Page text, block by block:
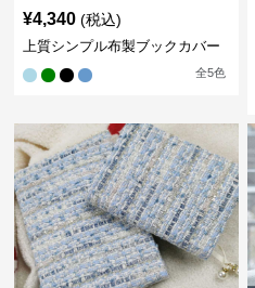
¥4,340 (税込)
上質シンプル布製ブックカバー
全5色